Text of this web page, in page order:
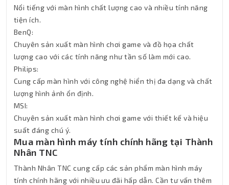
Nổi tiếng với màn hình chất lượng cao và nhiều tính năng
tiện ích.
BenQ:
Chuyên sản xuất màn hình chơi game và đồ họa chất
lượng cao với các tính năng như tần số làm mới cao.
Philips:
Cung cấp màn hình với công nghệ hiển thị đa dạng và chất
lượng hình ảnh ổn định.
MSI:
Chuyên sản xuất màn hình chơi game với thiết kế và hiệu
suất đáng chú ý.
Mua màn hình máy tính chính hãng tại Thành
Nhân TNC
Thành Nhân TNC cung cấp các sản phẩm màn hình máy
tính chính hãng với nhiều ưu đãi hấp dẫn. Cần tư vấn thêm